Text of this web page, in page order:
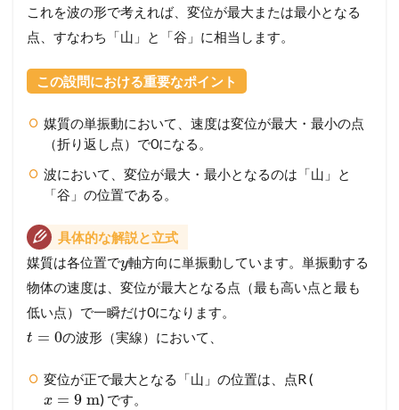
これを波の形で考えれば、変位が最大または最小となる
点、すなわち「山」と「谷」に相当します。
この設問における重要なポイント
媒質の単振動において、速度は変位が最大・最小の点
（折り返し点）で0になる。
波において、変位が最大・最小となるのは「山」と
「谷」の位置である。
具体的な解説と立式
媒質は各位置でy軸方向に単振動しています。単振動する
物体の速度は、変位が最大となる点（最も高い点と最も
低い点）で一瞬だけ0になります。
t = 0の波形（実線）において、
変位が正で最大となる「山」の位置は、点R (
x = 9m) です。